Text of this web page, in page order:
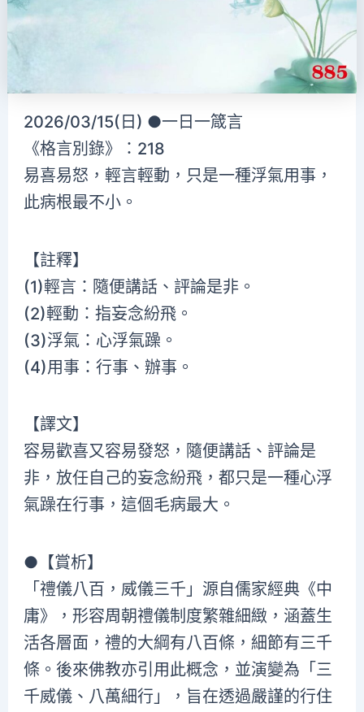
2026/03/15(日) ●一日一箴言
《格言別錄》：218
易喜易怒，輕言輕動，只是一種浮氣用事，
此病根最不小。
【註釋】
(1)輕言：隨便講話、評論是非。
(2)輕動：指妄念紛飛。
(3)浮氣：心浮氣躁。
(4)用事：行事、辦事。
【譯文】
容易歡喜又容易發怒，隨便講話、評論是
非，放任自己的妄念紛飛，都只是一種心浮
氣躁在行事，這個毛病最大。
●【賞析】
「禮儀八百，威儀三千」源自儒家經典《中
庸》，形容周朝禮儀制度繁雜細緻，涵蓋生
活各層面，禮的大綱有八百條，細節有三千
條。後來佛教亦引用此概念，並演變為「三
千威儀、八萬細行」，旨在透過嚴謹的行住